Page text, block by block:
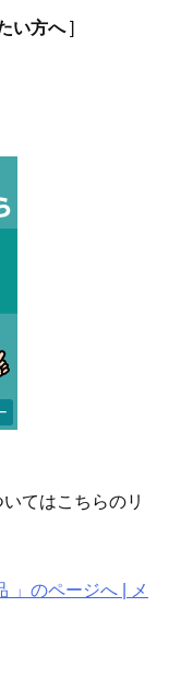
い方へ]
てはこちらのリ
」のページへ | メ